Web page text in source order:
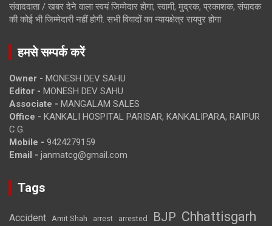
संवाददाता / खबर देने वाला स्वयं जिम्मेदार होगा, स्वामी, मुद्रक, प्रकाशक, संपादक
की कोई भी जिम्मेदारी नहीं होगी. सभी विवादों का न्यायक्षेत्र रायपुर होगा
हमसे सम्पर्क करें
Owner - MONESH DEV SAHU
Editor - MONESH DEV SAHU
Associate - MANGALAM SALES
Office - KANKALI HOSPITAL PARISAR, KANKALIPARA, RAIPUR
C.G.
Mobile - 9424279159
Email - janmatcg@gmail.com
Tags
Accident Amit Shah arrest arrested BJP Chhattisgarh